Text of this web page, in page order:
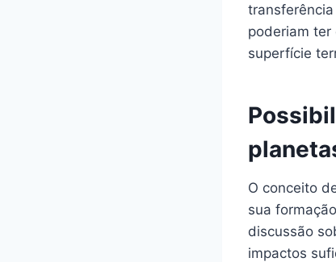
poderiam ter
superfície
O conceito
sua
discussão
impactos